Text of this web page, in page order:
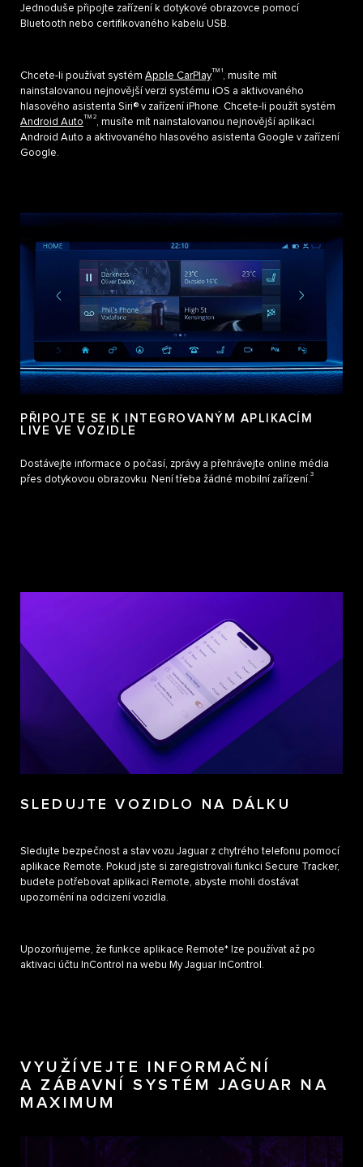
Jednoduše připojte zařízení k dotykové obrazovce pomocí
Bluetooth nebo certifikovaného kabelu USB.
Chcete-li používat systém Apple CarPlayTM 1, musíte mít
nainstalovanou nejnovější verzi systému iOS a aktivovaného
hlasového asistenta Siri® v zařízení iPhone. Chcete-li použít systém
Android AutoTM 2, musíte mít nainstalovanou nejnovější aplikaci
Android Auto a aktivovaného hlasového asistenta Google v zařízení
Google.
PŘIPOJTE SE K INTEGROVANÝM APLIKACÍM
LIVE VE VOZIDLE
Dostávejte informace o počasí, zprávy a přehrávejte online média
přes dotykovou obrazovku. Není třeba žádné mobilní zařízení.3
SLEDUJTE VOZIDLO NA DÁLKU
Sledujte bezpečnost a stav vozu Jaguar z chytrého telefonu pomocí
aplikace Remote. Pokud jste si zaregistrovali funkci Secure Tracker,
budete potřebovat aplikaci Remote, abyste mohli dostávat
upozornění na odcizení vozidla.
Upozorňujeme, že funkce aplikace Remote* lze používat až po
aktivaci účtu InControl na webu My Jaguar InControl.
VYUŽÍVEJTE INFORMAČNÍ
A ZÁBAVNÍ SYSTÉM JAGUAR NA
MAXIMUM